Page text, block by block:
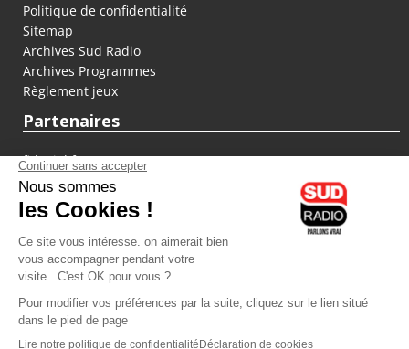
Politique de confidentialité
Sitemap
Archives Sud Radio
Archives Programmes
Règlement jeux
Partenaires
fiducial.fr
lyoncapitale.fr
olympique-et-lyonnais.com
L'application Iphone / Android
Téléchargez l'application
Les cookies